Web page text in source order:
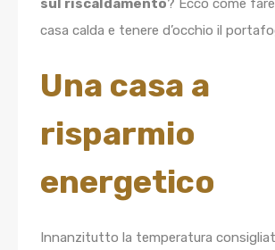
sul riscaldamento? Ecco come
casa calda e tenere d’occhio il
Una casa a
risparmio
energetico
Innanzitutto la temperatura